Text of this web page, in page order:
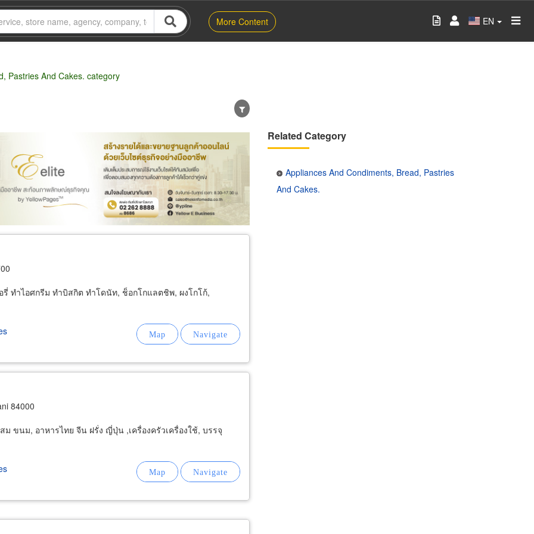
More Content EN
Pastries And Cakes. category
Exporter/Importer Service Business
ทำไอศกรีม ทำบิสกิต ทำโดนัท, ช็อกโกแลตชิพ, ผงโกโก้,
84000
ขนม, อาหารไทย จีน ฝรั่ง ญี่ปุ่น ,เครื่องครัวเครื่องใช้, บรรจุ
Related Category
Appliances And Condiments, Bread, Pastries
And Cakes.